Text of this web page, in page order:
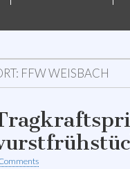
FFW WEISBACH